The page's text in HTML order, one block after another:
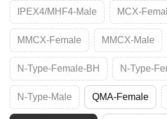
IPEX4/MHF4-Male MCX-
MMCX-Female MMCX-Male
N-Type-Female-BH N-Type-
N-Type-Male QMA-Female